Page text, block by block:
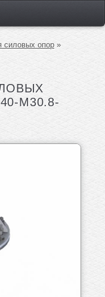
силовых опор »
М30.8-